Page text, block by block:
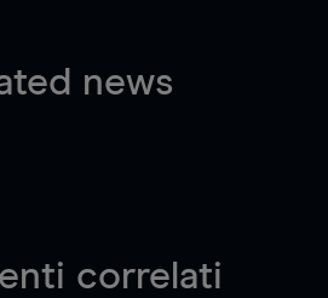
news
correlati